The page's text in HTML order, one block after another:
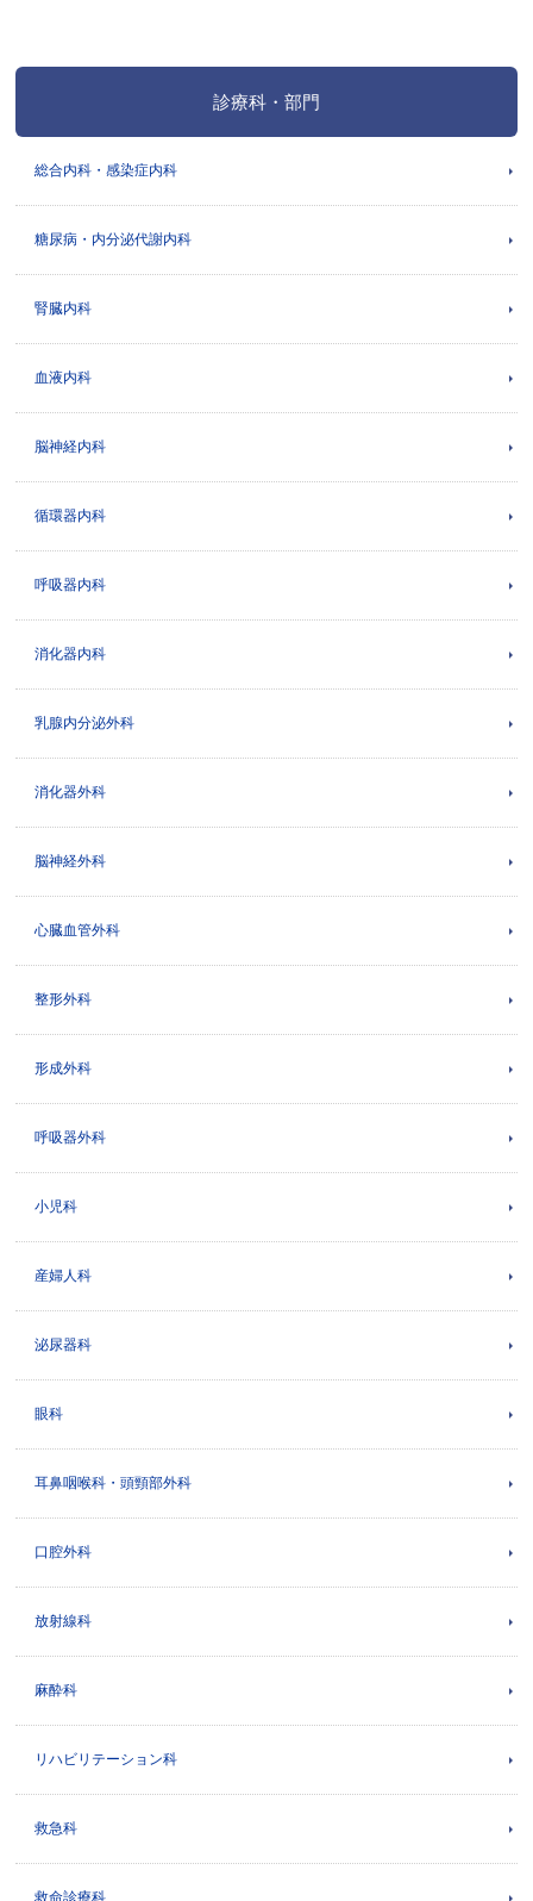
診療科・部門
総合内科・感染症内科
糖尿病・内分泌代謝内科
腎臓内科
血液内科
脳神経内科
循環器内科
呼吸器内科
消化器内科
乳腺内分泌外科
消化器外科
脳神経外科
心臓血管外科
整形外科
形成外科
呼吸器外科
小児科
産婦人科
泌尿器科
眼科
耳鼻咽喉科・頭頸部外科
口腔外科
放射線科
麻酔科
リハビリテーション科
救急科
救命診療科